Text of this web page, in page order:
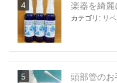
楽器を綺麗
カテゴリ: リ
頭部管のお